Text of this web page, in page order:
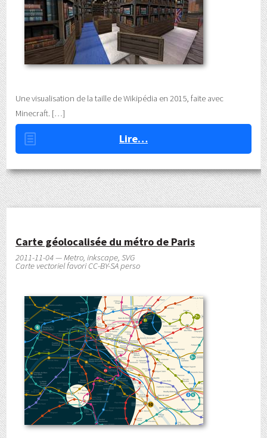
Une visualisation de la taille de Wikipédia en 2015, faite avec
Minecraft.
Lire…
Carte géolocalisée du métro de Paris
2011-11-04 — Metro, inkscape, SVG
Carte vectoriel favori CC-BY-SA perso